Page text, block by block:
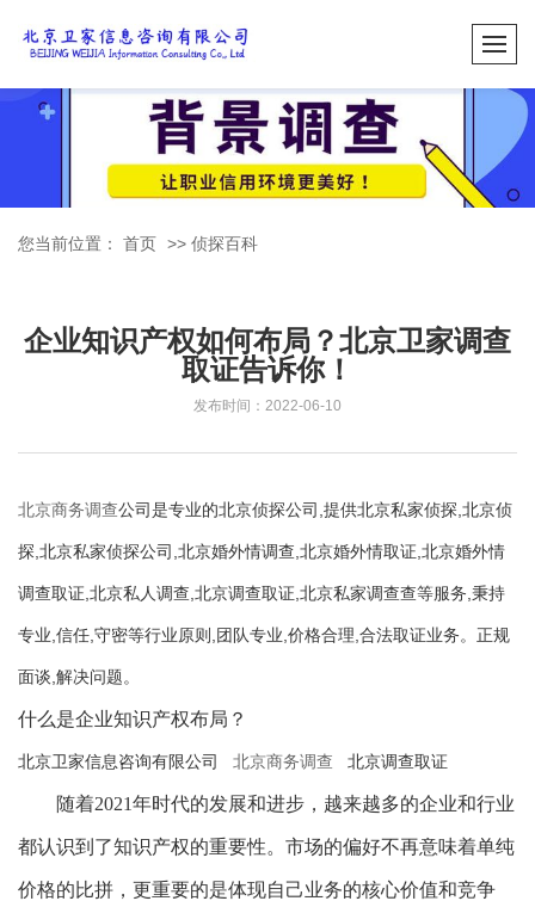
您当前位置： 首页 >> 侦探百科
企业知识产权如何布局？北京卫家调查
取证告诉你！
发布时间：2022-06-10
北京商务调查公司是专业的北京侦探公司,提供北京私家侦探,北京侦
探,北京私家侦探公司,北京婚外情调查,北京婚外情取证,北京婚外情
调查取证,北京私人调查,北京调查取证,北京私家调查查等服务,秉持
专业,信任,守密等行业原则,团队专业,价格合理,合法取证业务。正规
面谈,解决问题。
什么是企业知识产权布局？
北京卫家信息咨询有限公司 北京商务调查 北京调查取证
随着2021年时代的发展和进步，越来越多的企业和行业
都认识到了知识产权的重要性。市场的偏好不再意味着单纯
价格的比拼，更重要的是体现自己业务的核心价值和竞争